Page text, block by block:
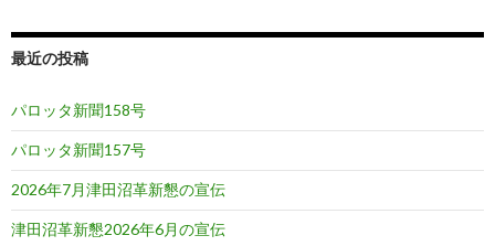
最近の投稿
パロッタ新聞158号
パロッタ新聞157号
2026年7月津田沼革新懇の宣伝
津田沼革新懇2026年6月の宣伝